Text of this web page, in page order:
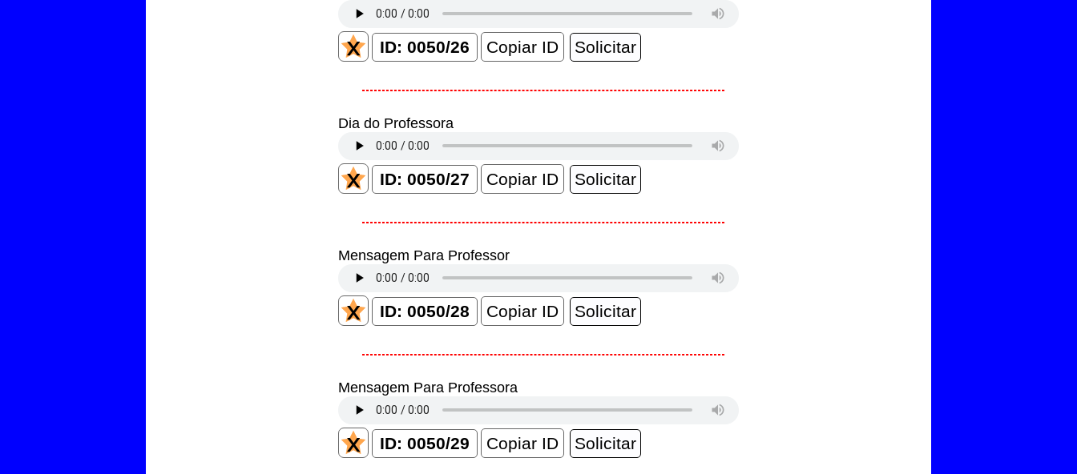
Copiar ID
Dia do Professora
Copiar ID
Mensagem Para Professor
Copiar ID
Mensagem Para Professora
Copiar ID